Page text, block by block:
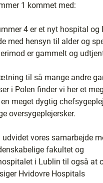
1 kommet med:
4 er et nyt hospital og
med hensyn til alder og
er gammelt og
til så mange andre
i Polen finder vi her et
meget dygtig
oversygeplejersker.
udvidet vores samarbejde
fakultet og
i Lublin til også at
Hvidovre Hospitals